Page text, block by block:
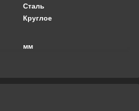
Сталь
Круглое
мм